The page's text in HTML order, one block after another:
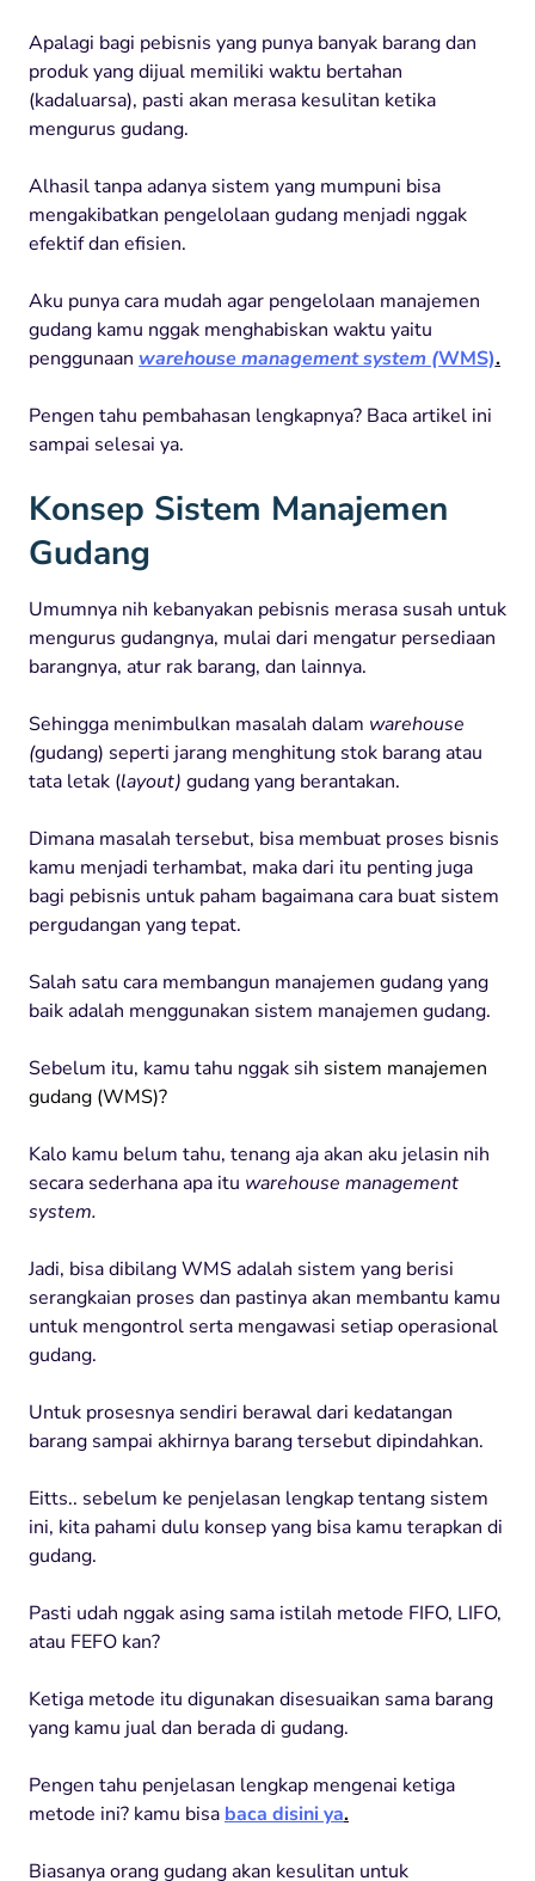
Apalagi bagi pebisnis yang punya banyak barang dan
produk yang dijual memiliki waktu bertahan
(kadaluarsa), pasti akan merasa kesulitan ketika
mengurus gudang.
Alhasil tanpa adanya sistem yang mumpuni bisa
mengakibatkan pengelolaan gudang menjadi nggak
efektif dan efisien.
Aku punya cara mudah agar pengelolaan manajemen
gudang kamu nggak menghabiskan waktu yaitu
penggunaan warehouse management system (WMS).
Pengen tahu pembahasan lengkapnya? Baca artikel ini
sampai selesai ya.
Konsep Sistem Manajemen
Gudang
Umumnya nih kebanyakan pebisnis merasa susah untuk
mengurus gudangnya, mulai dari mengatur persediaan
barangnya, atur rak barang, dan lainnya.
Sehingga menimbulkan masalah dalam warehouse
(gudang) seperti jarang menghitung stok barang atau
tata letak (layout) gudang yang berantakan.
Dimana masalah tersebut, bisa membuat proses bisnis
kamu menjadi terhambat, maka dari itu penting juga
bagi pebisnis untuk paham bagaimana cara buat sistem
pergudangan yang tepat.
Salah satu cara membangun manajemen gudang yang
baik adalah menggunakan sistem manajemen gudang.
Sebelum itu, kamu tahu nggak sih sistem manajemen
gudang (WMS)?
Kalo kamu belum tahu, tenang aja akan aku jelasin nih
secara sederhana apa itu warehouse management
system.
Jadi, bisa dibilang WMS adalah sistem yang berisi
serangkaian proses dan pastinya akan membantu kamu
untuk mengontrol serta mengawasi setiap operasional
gudang.
Untuk prosesnya sendiri berawal dari kedatangan
barang sampai akhirnya barang tersebut dipindahkan.
Eitts.. sebelum ke penjelasan lengkap tentang sistem
ini, kita pahami dulu konsep yang bisa kamu terapkan di
gudang.
Pasti udah nggak asing sama istilah metode FIFO, LIFO,
atau FEFO kan?
Ketiga metode itu digunakan disesuaikan sama barang
yang kamu jual dan berada di gudang.
Pengen tahu penjelasan lengkap mengenai ketiga
metode ini? kamu bisa baca disini ya.
Biasanya orang gudang akan kesulitan untuk